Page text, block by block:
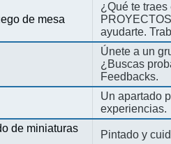
de mesa
¿Qué te
ayudarte.
Únete a un
¿Buscas
Feedbacks.
Un apartado
experiencias.
de miniaturas
Pintado y